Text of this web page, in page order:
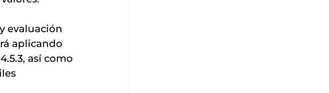
evaluación
aplicando
así como